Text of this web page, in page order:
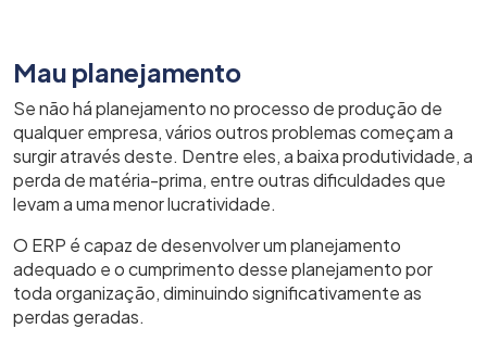
Mau planejamento
Se não há planejamento no processo de produção de
qualquer empresa, vários outros problemas começam a
surgir através deste. Dentre eles, a baixa produtividade, a
perda de matéria-prima, entre outras dificuldades que
levam a uma menor lucratividade.
O ERP é capaz de desenvolver um planejamento
adequado e o cumprimento desse planejamento por
toda organização, diminuindo significativamente as
perdas geradas.